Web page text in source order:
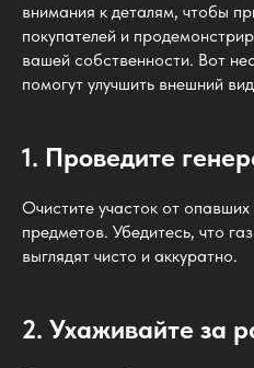
внимания к деталям, чтобы
покупателей и
вашей собственности. Вот
помогут улучшить внешний
1. Проведите
Очистите участок от
предметов. Убедитесь, что
выглядят чисто и аккуратно.
2. Ухаживайте за